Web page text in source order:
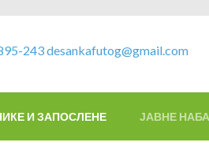
243desankafutog@gmail.com
И ЗАПОСЛЕНЕ ЈАВНЕ